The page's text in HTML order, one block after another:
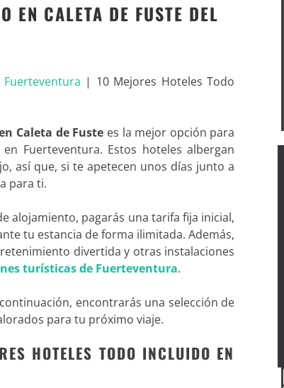
EN CALETA DE FUSTE DEL
Fuerteventura | 10 Mejores Hoteles Todo
Caleta de Fuste es la mejor opción para
Fuerteventura. Estos hoteles albergan
así que, si te apetecen unos días junto a
para ti.
alojamiento, pagarás una tarifa fija inicial,
tu estancia de forma ilimitada. Además,
divertida y otras instalaciones
turísticas de Fuerteventura.
encontrarás una selección de
para tu próximo viaje.
HOTELES TODO INCLUIDO EN